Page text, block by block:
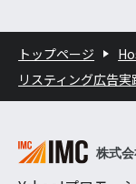
トップページ
リスティング広告実